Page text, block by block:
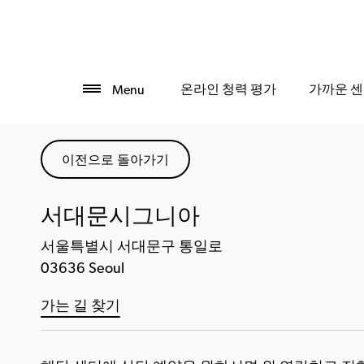
Menu 온라인 청력 평가 가까운
이전으로 돌아가기
서대문시그니아
서울특별시 서대문구 통일로
03636 Seoul
가는 길 찾기